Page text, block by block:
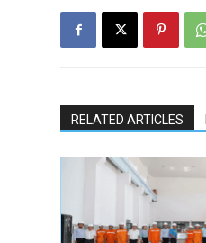
RELATED ARTICLES